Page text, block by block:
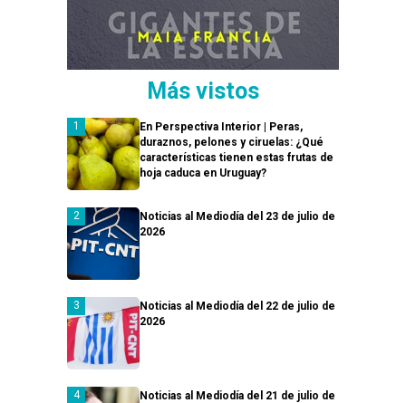
Más vistos
En Perspectiva Interior | Peras,
duraznos, pelones y ciruelas: ¿Qué
características tienen estas frutas de
hoja caduca en Uruguay?
Noticias al Mediodía del 23 de julio de
2026
Noticias al Mediodía del 22 de julio de
2026
Noticias al Mediodía del 21 de julio de